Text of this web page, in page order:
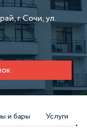
г. Сочи, ул.
и бары Услуги